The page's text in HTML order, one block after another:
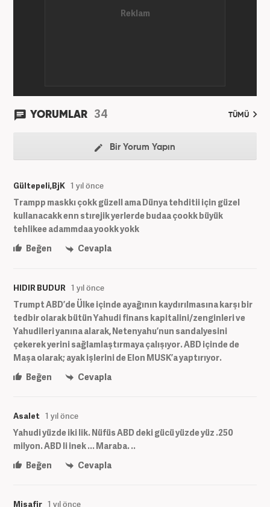
YORUMLAR 34 TÜMÜ
Bir Yorum Yapın
Gültepeli,BjK 1 yıl önce
Trampp maskkı çokk güzell ama Dünya tehditii için güzel
kullanacakk enn stırejik yerlerde budaa çookk büyük
tehlikee adammdaa yookk yokk
Beğen
Cevapla
HIDIR BUDUR 1 yıl önce
Trumpt ABD’de Ülke içinde ayağının kaydırılmasına karşı bir
tedbir olarak bütün Yahudi finans kapitalini/zenginleri ve
Yahudileri yanına alarak, Netenyahu’nun sandalyesini
çekerek yerini sağlamlaştırmaya çalışıyor. ABD içinde de
Maşa olarak; ayak işlerini de Elon MUSK’a yaptırıyor.
Beğen
Cevapla
Asalet 1 yıl önce
Yahudi yüzde iki lik. Nüfüs ABD deki gücü yüzde yüz .250
milyon. ABD li inek ... Maraba. ..
Beğen
Cevapla
Misafir 1 yıl önce